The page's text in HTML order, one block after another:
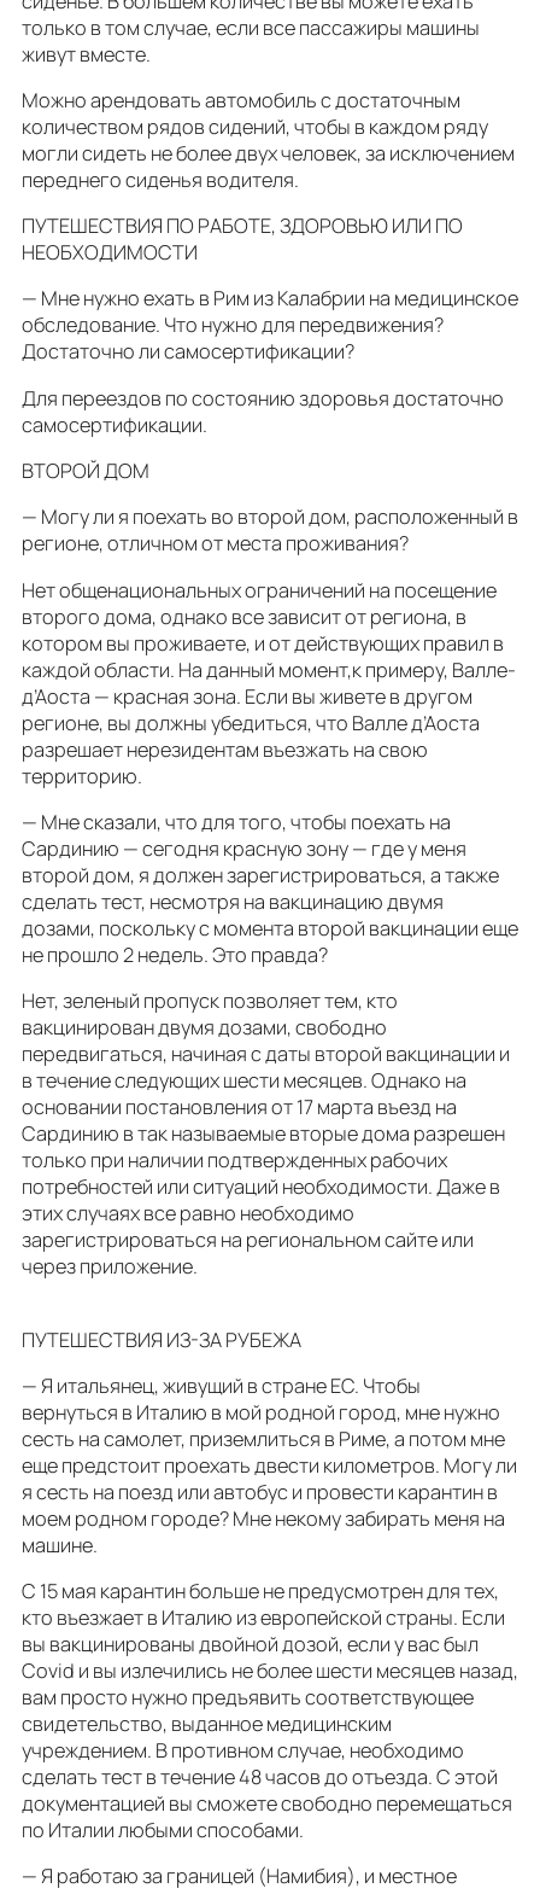
только в том случае, если все пассажиры машины
живут вместе.
Можно арендовать автомобиль с достаточным
количеством рядов сидений, чтобы в каждом ряду
могли сидеть не более двух человек, за исключением
переднего сиденья водителя.
ПУТЕШЕСТВИЯ ПО РАБОТЕ, ЗДОРОВЬЮ ИЛИ ПО
НЕОБХОДИМОСТИ
— Мне нужно ехать в Рим из Калабрии на медицинское
обследование. Что нужно для передвижения?
Достаточно ли самосертификации?
Для переездов по состоянию здоровья достаточно
самосертификации.
ВТОРОЙ ДОМ
— Могу ли я поехать во второй дом, расположенный в
регионе, отличном от места проживания?
Нет общенациональных ограничений на посещение
второго дома, однако все зависит от региона, в
котором вы проживаете, и от действующих правил в
каждой области. На данный момент,к примеру, Валле-
д’Аоста — красная зона. Если вы живете в другом
регионе, вы должны убедиться, что Валле д’Аоста
разрешает нерезидентам въезжать на свою
территорию.
— Мне сказали, что для того, чтобы поехать на
Сардинию — сегодня красную зону — где у меня
второй дом, я должен зарегистрироваться, а также
сделать тест, несмотря на вакцинацию двумя
дозами, поскольку с момента второй вакцинации еще
не прошло 2 недель. Это правда?
Нет, зеленый пропуск позволяет тем, кто
вакцинирован двумя дозами, свободно
передвигаться, начиная с даты второй вакцинации и
в течение следующих шести месяцев. Однако на
основании постановления от 17 марта въезд на
Сардинию в так называемые вторые дома разрешен
только при наличии подтвержденных рабочих
потребностей или ситуаций необходимости. Даже в
этих случаях все равно необходимо
зарегистрироваться на региональном сайте или
через приложение.
ПУТЕШЕСТВИЯ ИЗ-ЗА РУБЕЖА
— Я итальянец, живущий в стране ЕС. Чтобы
вернуться в Италию в мой родной город, мне нужно
сесть на самолет, приземлиться в Риме, а потом мне
еще предстоит проехать двести километров. Могу ли
я сесть на поезд или автобус и провести карантин в
моем родном городе? Мне некому забирать меня на
машине.
С 15 мая карантин больше не предусмотрен для тех,
кто въезжает в Италию из европейской страны. Если
вы вакцинированы двойной дозой, если у вас был
Covid и вы излечились не более шести месяцев назад,
вам просто нужно предъявить соответствующее
свидетельство, выданное медицинским
учреждением. В противном случае, необходимо
сделать тест в течение 48 часов до отъезда. С этой
документацией вы сможете свободно перемещаться
по Италии любыми способами.
— Я работаю за границей (Намибия), и местное